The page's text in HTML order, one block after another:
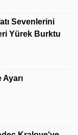
Sevenlerini
Yürek Burktu